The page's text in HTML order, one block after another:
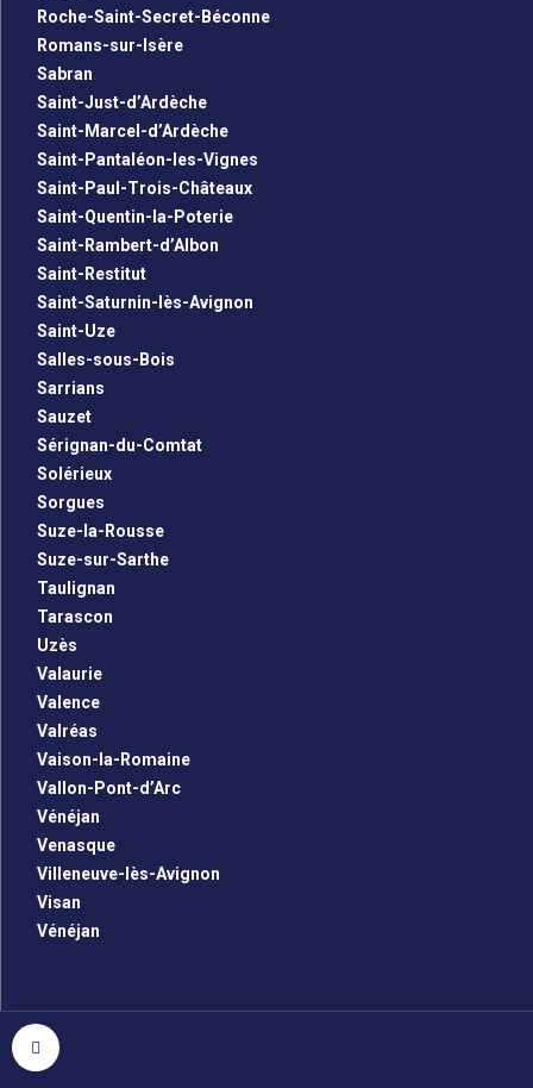
Roche-Saint-Secret-Béconne
Romans-sur-Isère
Sabran
Saint-Just-d’Ardèche
Saint-Marcel-d’Ardèche
Saint-Pantaléon-les-Vignes
Saint-Paul-Trois-Châteaux
Saint-Quentin-la-Poterie
Saint-Rambert-d’Albon
Saint-Restitut
Saint-Saturnin-lès-Avignon
Saint-Uze
Salles-sous-Bois
Sarrians
Sauzet
Sérignan-du-Comtat
Solérieux
Sorgues
Suze-la-Rousse
Suze-sur-Sarthe
Taulignan
Tarascon
Uzès
Valaurie
Valence
Valréas
Vaison-la-Romaine
Vallon-Pont-d’Arc
Vénéjan
Venasque
Villeneuve-lès-Avignon
Visan
Vénéjan